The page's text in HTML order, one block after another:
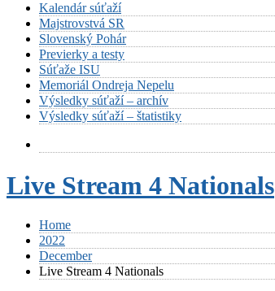
Kalendár súťaží
Majstrovstvá SR
Slovenský Pohár
Previerky a testy
Súťaže ISU
Memoriál Ondreja Nepelu
Výsledky súťaží – archív
Výsledky súťaží – štatistiky
Live Stream 4 Nationals
Home
2022
December
Live Stream 4 Nationals